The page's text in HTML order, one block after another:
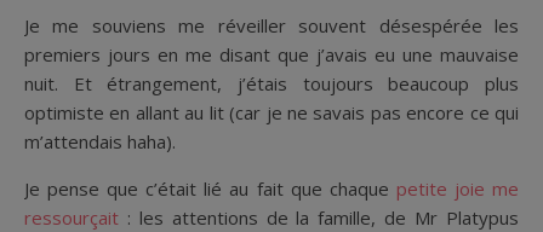
Je me souviens me réveiller souvent désespérée les
premiers jours en me disant que j’avais eu une mauvaise
nuit. Et étrangement, j’étais toujours beaucoup plus
optimiste en allant au lit (car je ne savais pas encore ce qui
m’attendais haha).
Je pense que c’était lié au fait que chaque petite joie me
ressourçait : les attentions de la famille, de Mr Platypus